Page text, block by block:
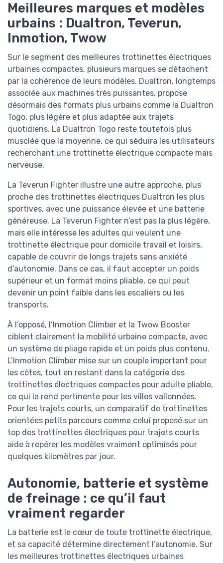
Meilleures marques et modèles
urbains : Dualtron, Teverun,
Inmotion, Twow
Sur le segment des meilleures trottinettes électriques
urbaines compactes, plusieurs marques se détachent
par la cohérence de leurs modèles. Dualtron, longtemps
associée aux machines très puissantes, propose
désormais des formats plus urbains comme la Dualtron
Togo, plus légère et plus adaptée aux trajets
quotidiens. La Dualtron Togo reste toutefois plus
musclée que la moyenne, ce qui séduira les utilisateurs
recherchant une trottinette électrique compacte mais
nerveuse.
La Teverun Fighter illustre une autre approche, plus
proche des trottinettes électriques Dualtron les plus
sportives, avec une puissance élevée et une batterie
généreuse. La Teverun Fighter n’est pas la plus légère,
mais elle intéresse les adultes qui veulent une
trottinette électrique pour domicile travail et loisirs,
capable de couvrir de longs trajets sans anxiété
d’autonomie. Dans ce cas, il faut accepter un poids
supérieur et un format moins pliable, ce qui peut
devenir un point faible dans les escaliers ou les
transports.
À l’opposé, l’Inmotion Climber et la Twow Booster
ciblent clairement la mobilité urbaine compacte, avec
un système de pliage rapide et un poids plus contenu.
L’Inmotion Climber mise sur un couple important pour
les côtes, tout en restant dans la catégorie des
trottinettes électriques compactes pour adulte pliable,
ce qui la rend pertinente pour les villes vallonnées.
Pour les trajets courts, un comparatif de trottinettes
orientées petits parcours comme celui proposé sur un
top des trottinettes électriques pour trajets courts
aide à repérer les modèles vraiment optimisés pour
quelques kilomètres par jour.
Autonomie, batterie et système
de freinage : ce qu’il faut
vraiment regarder
La batterie est le cœur de toute trottinette électrique,
et sa capacité détermine directement l’autonomie. Sur
les meilleures trottinettes électriques urbaines